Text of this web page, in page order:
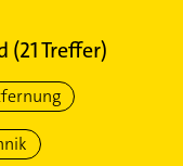
(21Treffer)